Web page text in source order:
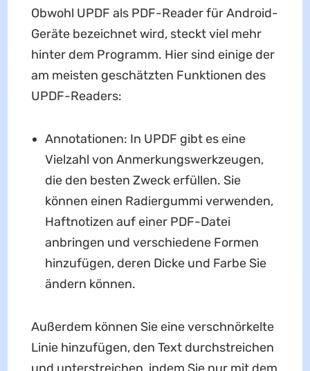
Obwohl UPDF als PDF-Reader für Android-
Geräte bezeichnet wird, steckt viel mehr
hinter dem Programm. Hier sind einige der
am meisten geschätzten Funktionen des
UPDF-Readers:
Annotationen: In UPDF gibt es eine
Vielzahl von Anmerkungswerkzeugen,
die den besten Zweck erfüllen. Sie
können einen Radiergummi verwenden,
Haftnotizen auf einer PDF-Datei
anbringen und verschiedene Formen
hinzufügen, deren Dicke und Farbe Sie
ändern können.
Außerdem können Sie eine verschnörkelte
Linie hinzufügen, den Text durchstreichen